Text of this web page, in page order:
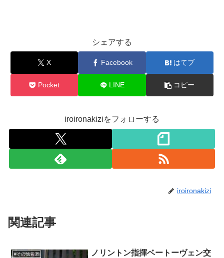
シェアする
X Facebook はてブ
Pocket LINE コピー
iroironakiziをフォローする
iroironakizi
関連記事
#その他音楽
ノリントン指揮ベートーヴェン交